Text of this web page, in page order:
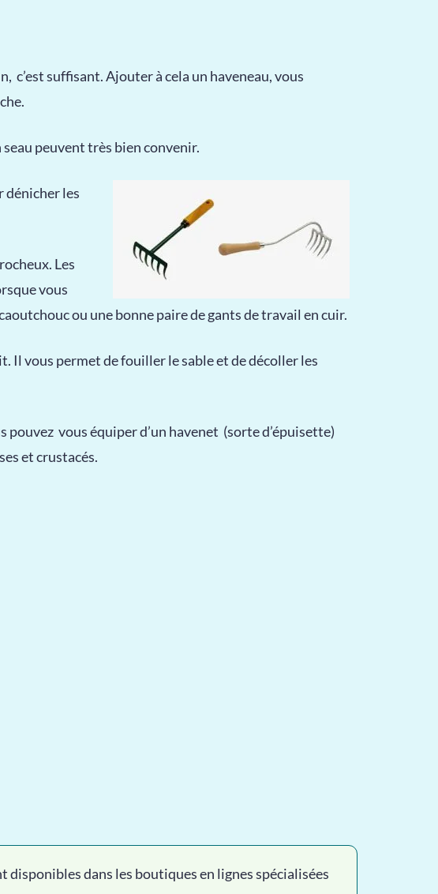
c’est suffisant. Ajouter à cela un haveneau, vous
peuvent très bien convenir.
dénicher les
Les
vous
ou une bonne paire de gants de travail en cuir.
Il vous permet de fouiller le sable et de décoller les
vous équiper d’un havenet (sorte d’épuisette)
et crustacés.
disponibles dans les boutiques en lignes spécialisées